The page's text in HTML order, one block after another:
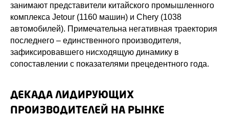
занимают представители китайского промышленного
комплекса Jetour (1160 машин) и Chery (1038
автомобилей). Примечательна негативная траектория
последнего – единственного производителя,
зафиксировавшего нисходящую динамику в
сопоставлении с показателями прецедентного года.
ДЕКАДА ЛИДИРУЮЩИХ
ПРОИЗВОДИТЕЛЕЙ НА РЫНКЕ